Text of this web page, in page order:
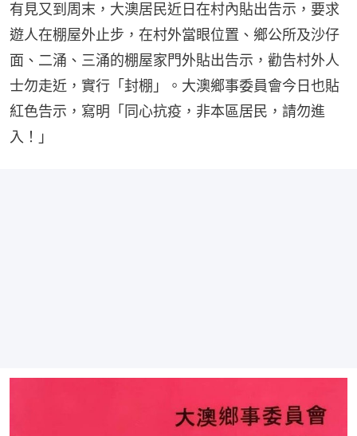
有見又到周末，大澳居民近日在村內貼出告示，要求
遊人在棚屋外止步，在村外當眼位置、鄉公所及沙仔
面、二涌、三涌的棚屋家門外貼出告示，勸告村外人
士勿走近，實行「封棚」。大澳鄉事委員會今日也貼
紅色告示，寫明「同心抗疫，非本區居民，請勿進
入！」